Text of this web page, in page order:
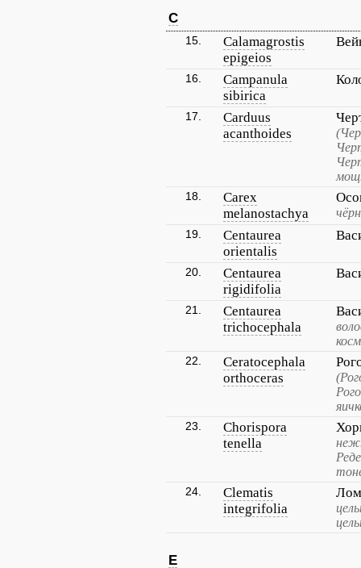
C
15.
Calamagrostis
epigeios
16.
Campanula
sibirica
17.
Carduus
acanthoides
18.
Carex
melanostachya
19.
Centaurea
orientalis
20.
Centaurea
rigidifolia
21.
Centaurea
trichocephala
22.
Ceratocephala
orthoceras
23.
Chorispora
tenella
24.
Clematis
integrifolia
E